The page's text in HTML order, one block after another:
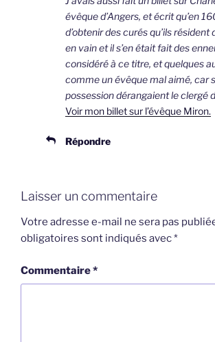
évêque d’Angers, et écrit qu’en
d’obtenir des curés qu’ils résident
en vain et il s’en était fait des
considéré à ce titre, et quelques
comme un évêque mal aimé, car
possession dérangaient le clergé
Voir mon billet sur l’évêque Miron.
Répondre
Laisser un commentaire
Votre adresse e-mail ne sera pas
obligatoires sont indiqués avec*
Commentaire*